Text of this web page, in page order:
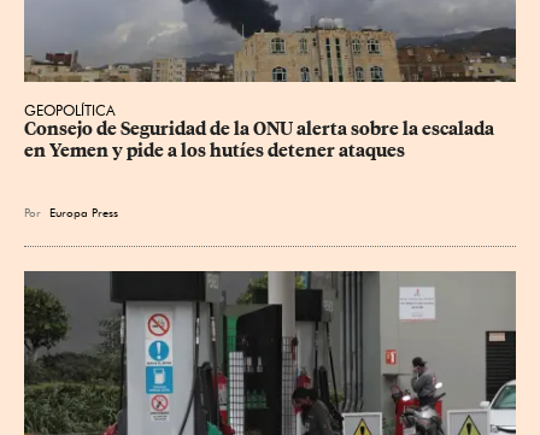
GEOPOLÍTICA
Consejo de Seguridad de la ONU alerta sobre la escalada
en Yemen y pide a los hutíes detener ataques
Por Europa Press